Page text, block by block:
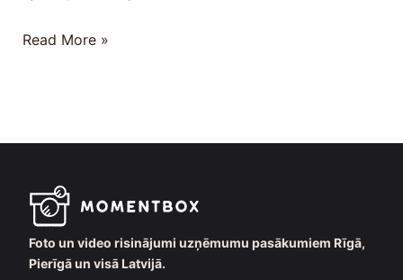
Read More »
Foto un video risinājumi uzņēmumu pasākumiem Rīgā,
Pierīgā un visā Latvijā.